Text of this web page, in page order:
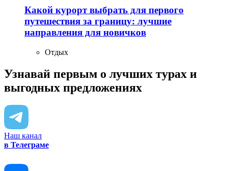
Какой курорт выбрать для первого
путешествия за границу: лучшие
направления для новичков
Отдых
Узнавай первым о лучших турах и
выгодных предложениях
Наш канал
в Телеграме